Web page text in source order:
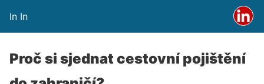
In In
Proč si sjednat cestovní pojištění